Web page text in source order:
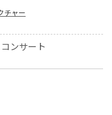
チャー
コンサート